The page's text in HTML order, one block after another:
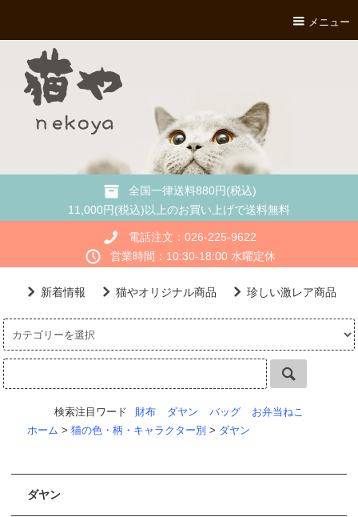
メニュー
全国一律送料880円(税込)
11,000円(税込)以上のお買い上げで送料無料
電話注文：026-225-9622
営業時間：10:30-18:00 水曜定休
新着情報 猫やオリジナル商品 珍しい激レア商品
検索注目ワード 財布 ダヤン バッグ
お弁当ねこ
ホーム > 猫の色・柄・キャラクター別 > ダヤン
ダヤン